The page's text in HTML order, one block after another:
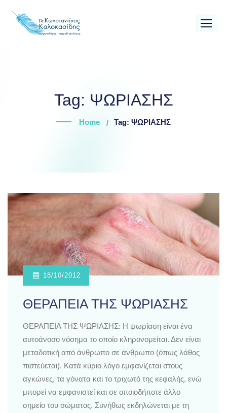
Tag: ΨΩΡΙΑΣΗΣ
Home Tag: ΨΩΡΙΑΣΗΣ
18/10/2012
ΘΕΡΑΠΕΙΑ ΤΗΣ ΨΩΡΙΑΣΗΣ
ΘΕΡΑΠΕΙΑ ΤΗΣ ΨΩΡΙΑΣΗΣ: Η ψωρίαση είναι ένα
αυτοάνοσο νόσημα το οποίο κληρονομείται. Δεν είναι
μεταδοτική από άνθρωπο σε άνθρωπο (όπως λάθος
πιστεύεται). Κατά κύριο λόγο εμφανίζεται στους
αγκώνες, τα γόνατα και το τριχωτό της κεφαλής, ενώ
μπορεί να εμφανιστεί και σε οποιοδήποτε άλλο
σημείο του σώματος. Συνήθως εκδηλώνεται με τη